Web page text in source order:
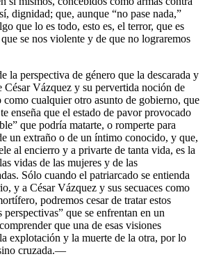
dignidad; que, aunque “no pase nada,”
que lo es todo, esto es, el terror, que es
se nos violente y de que no lograremos
la perspectiva de género que la descarada y
César Vázquez y su pervertida noción de
cualquier otro asunto de gobierno, que
enseña que el estado de pavor provocado
que podría matarte, o romperte para
un extraño o de un íntimo conocido, y que,
al encierro y a privarte de tanta vida, es la
vidas de las mujeres y de las
Sólo cuando el patriarcado se entienda
y a César Vázquez y sus secuaces como
podremos cesar de tratar estos
perspectivas” que se enfrentan en un
que una de esas visiones
explotación y la muerte de la otra, por lo
cruzada.—